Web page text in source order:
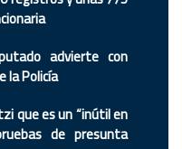
advierte con
la Policía
que es un “inútil en
de presunta